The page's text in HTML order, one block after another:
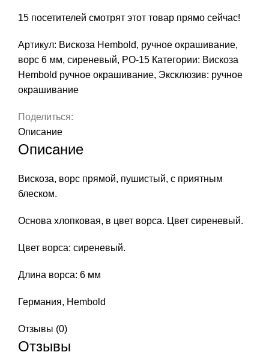
15 посетителей смотрят этот товар прямо сейчас!
Артикул: Вискоза Hembold, ручное окрашивание,
ворс 6 мм, сиреневый, РО-15 Категории: Вискоза
Hembold ручное окрашивание, Эксклюзив: ручное
окрашивание
Поделиться:
Описание
Описание
Вискоза, ворс прямой, пушистый, с приятным
блеском.
Основа хлопковая, в цвет ворса. Цвет сиреневый.
Цвет ворса: сиреневый.
Длина ворса: 6 мм
Германия, Hembold
Отзывы (0)
Отзывы